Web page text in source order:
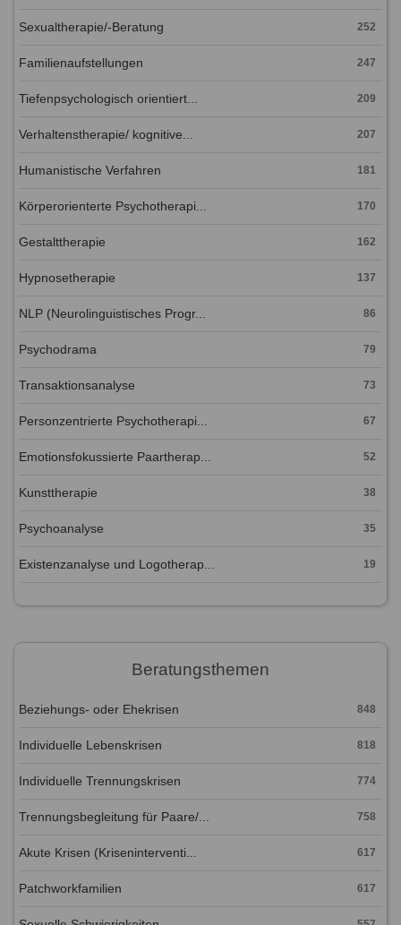
Sexualtherapie/-Beratung 252
Familienaufstellungen 247
Tiefenpsychologisch orientiert... 209
Verhaltenstherapie/ kognitive... 207
Humanistische Verfahren 181
Körperorienterte Psychotherapi... 170
Gestalttherapie 162
Hypnosetherapie 137
NLP (Neurolinguistisches Progr... 86
Psychodrama 79
Transaktionsanalyse 73
Personzentrierte Psychotherapi... 67
Emotionsfokussierte Paartherap... 52
Kunsttherapie 38
Psychoanalyse 35
Existenzanalyse und Logotherap... 19
Beratungsthemen
Beziehungs- oder Ehekrisen 848
Individuelle Lebenskrisen 818
Individuelle Trennungskrisen 774
Trennungsbegleitung für Paare/... 758
Akute Krisen (Kriseninterventi... 617
Patchworkfamilien 617